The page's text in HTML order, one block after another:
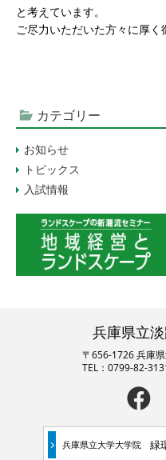
と考えています。
ご尽力いただいた方々に厚く
カテゴリー
お知らせ
トピックス
入試情報
兵庫県立
〒656-1726 兵庫
TEL：0799-82-
兵庫県立大学大学院 緑